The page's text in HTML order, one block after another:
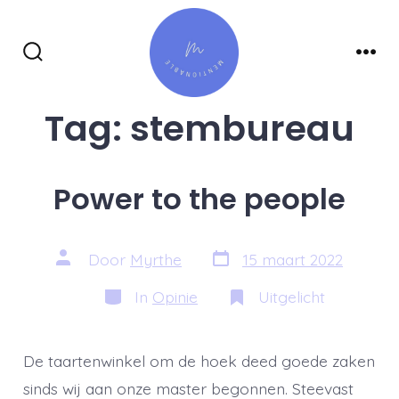
overslaan
Tag: stembureau
Power to the people
Auteur
van
Door Myrthe Berichtdatum
15 maart 2022
Categorieën
In Opinie Uitgelicht
De taartenwinkel om de hoek deed goede zaken
sinds wij aan onze master begonnen. Steevast